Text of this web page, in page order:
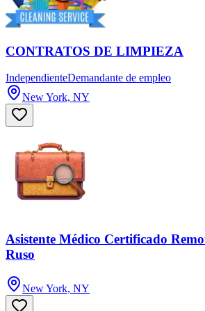
CONTRATOS DE LIMPIEZA
IndependienteDemandante de empleo
New York, NY
Asistente Médico Certificado
Ruso
New York, NY